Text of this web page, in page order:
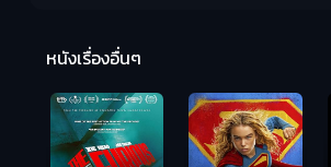
หนังเรื่องอื่นๆ